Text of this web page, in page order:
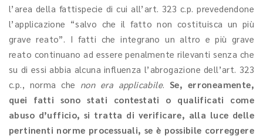
l’area della fattispecie di cui all’art. 323 c.p. prevedendone
l’applicazione “salvo che il fatto non costituisca un più
grave reato”. I fatti che integrano un altro e più grave
reato continuano ad essere penalmente rilevanti senza che
su di essi abbia alcuna influenza l’abrogazione dell’art. 323
c.p., norma che non era applicabile. Se, erroneamente,
quei fatti sono stati contestati o qualificati come
abuso d’ufficio, si tratta di verificare, alla luce delle
pertinenti norme processuali, se è possibile correggere